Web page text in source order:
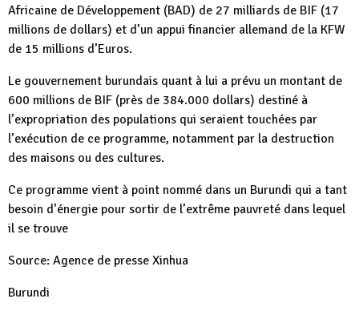
Africaine de Développement (BAD) de 27 milliards de BIF (17
millions de dollars) et d’un appui financier allemand de la KFW
de 15 millions d’Euros.
Le gouvernement burundais quant à lui a prévu un montant de
600 millions de BIF (près de 384.000 dollars) destiné à
l’expropriation des populations qui seraient touchées par
l’exécution de ce programme, notamment par la destruction
des maisons ou des cultures.
Ce programme vient à point nommé dans un Burundi qui a tant
besoin d’énergie pour sortir de l’extrême pauvreté dans lequel
il se trouve
Source: Agence de presse Xinhua
Burundi